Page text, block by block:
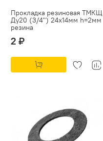
Прокладка резиновая ТМКЩ
Ду20 (3/4") 24х14мм h=2мм
резина
2 ₽